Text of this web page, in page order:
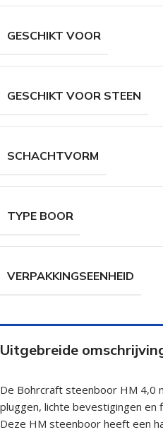
GESCHIKT VOOR
GESCHIKT VOOR STEEN
SCHACHTVORM
TYPE BOOR
VERPAKKINGSEENHEID
Uitgebreide
De Bohrcraft steenboor HM 4,0
pluggen, lichte bevestigingen en
Deze HM steenboor heeft een